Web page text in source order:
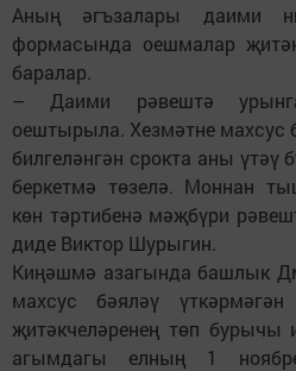
Аның әгъзалары даими
формасында оешмалар
баралар.
– Даими рәвештә
оештырыла. Хезмәтне махсус
билгеләнгән срокта аны үтәү
беркетмә төзелә. Моннан
көн тәртибенә мәҗбүри
диде Виктор Шурыгин.
Киңәшмә азагында башлык
махсус бәяләү
җитәкчеләренең төп бурычы
агымдагы елның 1